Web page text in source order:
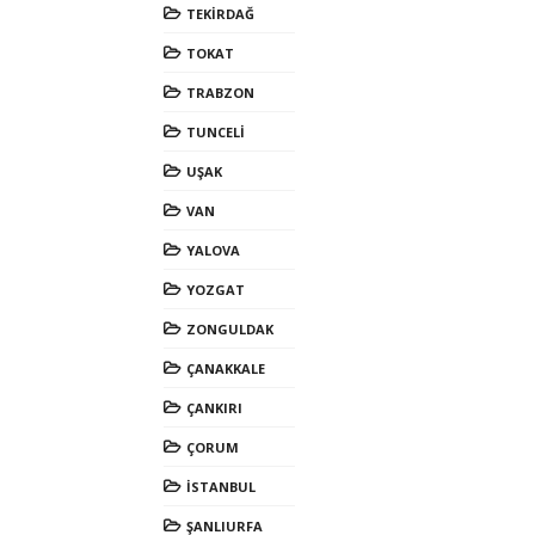
TEKİRDAĞ
TOKAT
TRABZON
TUNCELİ
UŞAK
VAN
YALOVA
YOZGAT
ZONGULDAK
ÇANAKKALE
ÇANKIRI
ÇORUM
İSTANBUL
ŞANLIURFA